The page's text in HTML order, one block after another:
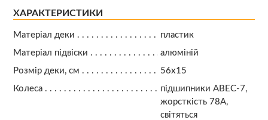
ХАРАКТЕРИСТИКИ
Матеріал деки
пластик
Матеріал підвіски
алюміній
Розмір деки, см
56х15
Колеса
підшипники АВЕС-7,
жорсткість 78А,
світяться